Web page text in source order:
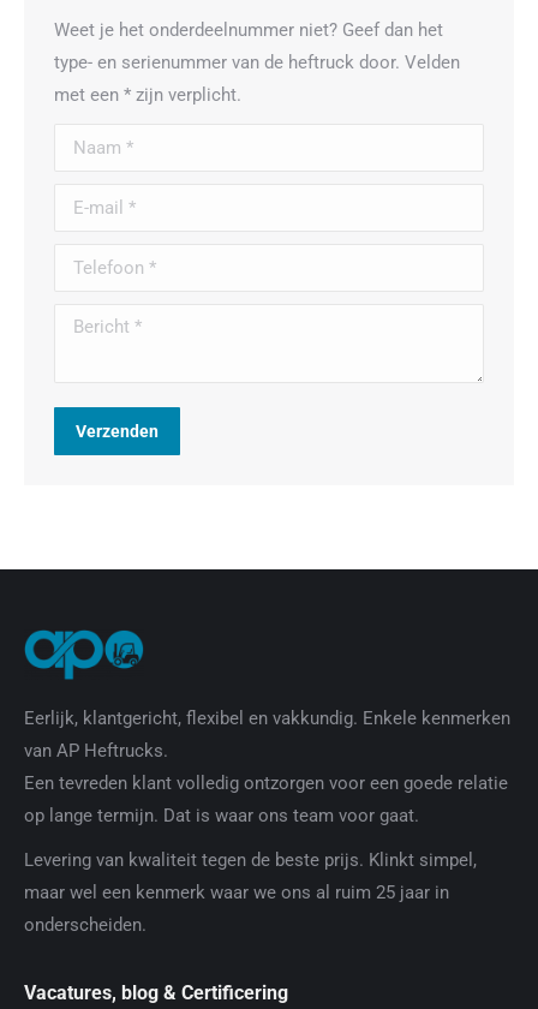
Weet je het onderdeelnummer niet? Geef dan het
type- en serienummer van de heftruck door. Velden
met een * zijn verplicht.
Naam *
E-mail *
Telefoon *
Bericht *
Verzenden
Eerlijk, klantgericht, flexibel en vakkundig. Enkele kenmerken
van AP Heftrucks.
Een tevreden klant volledig ontzorgen voor een goede relatie
op lange termijn. Dat is waar ons team voor gaat.
Levering van kwaliteit tegen de beste prijs. Klinkt simpel,
maar wel een kenmerk waar we ons al ruim 25 jaar in
onderscheiden.
Vacatures, blog & Certificering